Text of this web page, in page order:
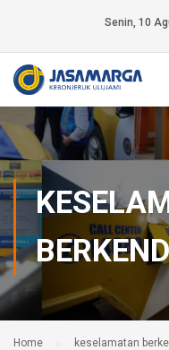
Senin, 10
Home keselamatan